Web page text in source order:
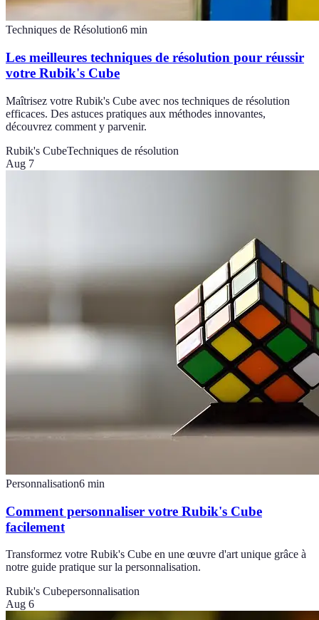
Techniques de Résolution6 min
Les meilleures techniques de résolution pour réussir
votre Rubik's Cube
Maîtrisez votre Rubik's Cube avec nos techniques de résolution
efficaces. Des astuces pratiques aux méthodes innovantes,
découvrez comment y parvenir.
Rubik's CubeTechniques de résolution
Aug 7
Personnalisation6 min
Comment personnaliser votre Rubik's Cube
facilement
Transformez votre Rubik's Cube en une œuvre d'art unique grâce à
notre guide pratique sur la personnalisation.
Rubik's Cubepersonnalisation
Aug 6